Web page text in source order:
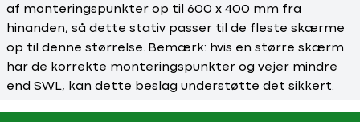
af monteringspunkter op til 600 x 400 mm fra
hinanden, så dette stativ passer til de fleste skærme
op til denne størrelse. Bemærk: hvis en større skærm
har de korrekte monteringspunkter og vejer mindre
end SWL, kan dette beslag understøtte det sikkert.